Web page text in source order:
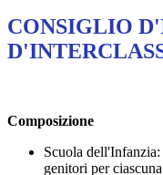
CONSIGLIO
Composizione
Scuola
genitori per